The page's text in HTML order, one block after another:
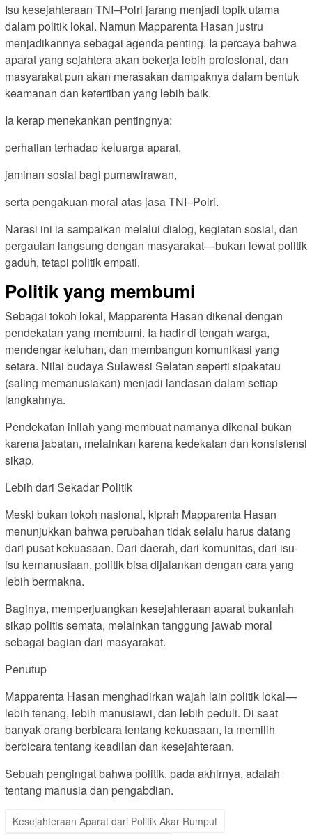
Isu kesejahteraan TNI–Polri jarang menjadi topik utama
dalam politik lokal. Namun Mapparenta Hasan justru
menjadikannya sebagai agenda penting. Ia percaya bahwa
aparat yang sejahtera akan bekerja lebih profesional, dan
masyarakat pun akan merasakan dampaknya dalam bentuk
keamanan dan ketertiban yang lebih baik.
Ia kerap menekankan pentingnya:
perhatian terhadap keluarga aparat,
jaminan sosial bagi purnawirawan,
serta pengakuan moral atas jasa TNI–Polri.
Narasi ini ia sampaikan melalui dialog, kegiatan sosial, dan
pergaulan langsung dengan masyarakat—bukan lewat politik
gaduh, tetapi politik empati.
Politik yang membumi
Sebagai tokoh lokal, Mapparenta Hasan dikenal dengan
pendekatan yang membumi. Ia hadir di tengah warga,
mendengar keluhan, dan membangun komunikasi yang
setara. Nilai budaya Sulawesi Selatan seperti sipakatau
(saling memanusiakan) menjadi landasan dalam setiap
langkahnya.
Pendekatan inilah yang membuat namanya dikenal bukan
karena jabatan, melainkan karena kedekatan dan konsistensi
sikap.
Lebih dari Sekadar Politik
Meski bukan tokoh nasional, kiprah Mapparenta Hasan
menunjukkan bahwa perubahan tidak selalu harus datang
dari pusat kekuasaan. Dari daerah, dari komunitas, dari isu-
isu kemanusiaan, politik bisa dijalankan dengan cara yang
lebih bermakna.
Baginya, memperjuangkan kesejahteraan aparat bukanlah
sikap politis semata, melainkan tanggung jawab moral
sebagai bagian dari masyarakat.
Penutup
Mapparenta Hasan menghadirkan wajah lain politik lokal—
lebih tenang, lebih manusiawi, dan lebih peduli. Di saat
banyak orang berbicara tentang kekuasaan, ia memilih
berbicara tentang keadilan dan kesejahteraan.
Sebuah pengingat bahwa politik, pada akhirnya, adalah
tentang manusia dan pengabdian.
Kesejahteraan Aparat dari Politik Akar Rumput